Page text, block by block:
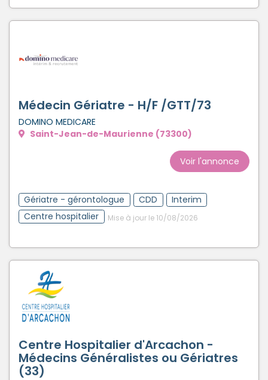
Médecin Gériatre - H/F /GTT/73
DOMINO MEDICARE
Saint-Jean-de-Maurienne (73300)
Voir l'annonce
Gériatre - gérontologue CDD
Interim
Centre hospitalier
Mise à jour le 10/08/2026
Centre Hospitalier d'Arcachon -
Médecins Généralistes ou Gériatres
(33)